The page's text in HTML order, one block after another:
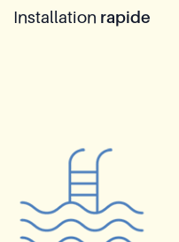
Installation rapide